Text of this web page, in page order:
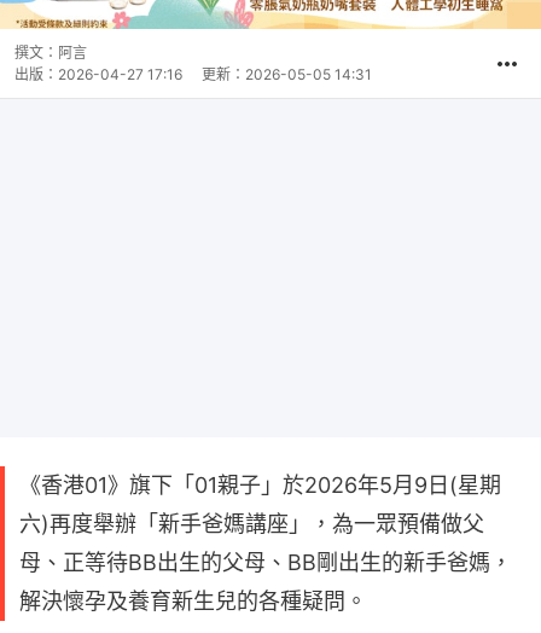
撰文： 阿言
出版： 2026-04-27 17:16 更新： 2026-05-05 14:31
《香港01》旗下「01親子」於2026年5月9日(星期
六)再度舉辦「新手爸媽講座」，為一眾預備做父
母、正等待BB出生的父母、BB剛出生的新手爸媽，
解決懷孕及養育新生兒的各種疑問。